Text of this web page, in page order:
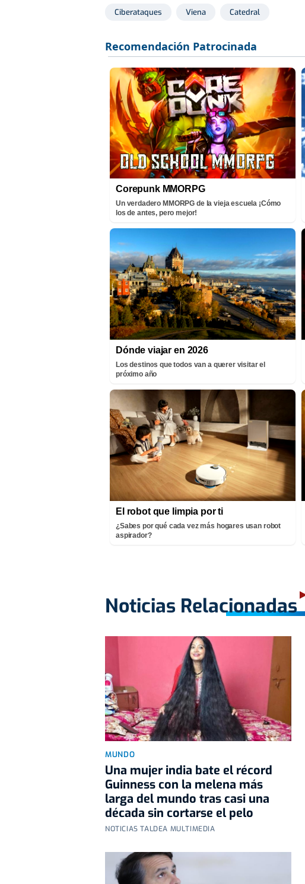
Ciberataques Viena Catedral
Corepunk MMORPG
Un verdadero MMORPG de la vieja escuela ¡Cómo
los de antes, pero mejor!
Dónde viajar en 2026
Los destinos que todos van a querer visitar el
próximo año
El robot que limpia por ti
¿Sabes por qué cada vez más hogares usan robot
aspirador?
Noticias Relacionadas
MUNDO
Una mujer india bate el récord
Guinness con la melena más
larga del mundo tras casi una
década sin cortarse el pelo
NOTICIAS TALDEA MULTIMEDIA